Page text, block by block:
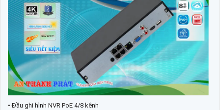
• Đầu ghi hình NVR PoE 4/8 kênh